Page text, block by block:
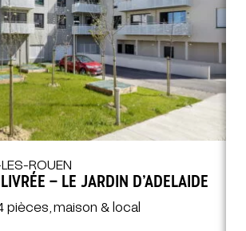
ROUEN
– LE JARDIN D’ADELAIDE
pièces, maison & local